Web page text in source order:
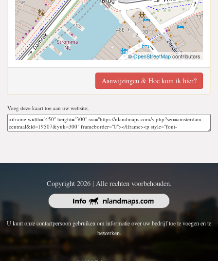
©OpenStreetMapcontributors
Aanwijzingen & Hoe kom ik hier?
Voeg deze kaart toe aan uw website;
Copyright 2026 | Alle rechten voorbehouden.
U kunt onze contactpersoon gebruiken om informatie over uw bedrijf toe te voegen en te
bewerken.